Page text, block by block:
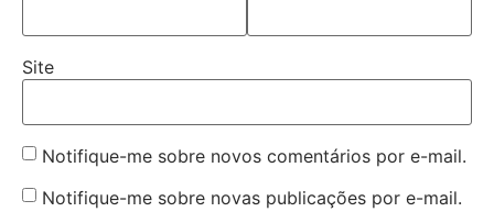
Site
Notifique-me sobre novos comentários por e-mail.
Notifique-me sobre novas publicações por e-mail.